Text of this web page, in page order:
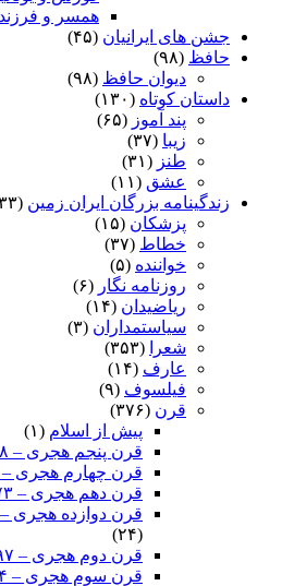
همسر و
جشن های ایرانیان (۴۵)
حافظ (۹۸)
دیوان حافظ (۹۸)
داستان کوتاه (۱۳۰)
پند آموز (۶۵)
زیبا (۳۷)
طنز (۳۱)
عشق (۱۱)
زندگینامه بزرگان ایران زمین (۴۳۳)
پزشکان (۱۵)
خطاط (۳۷)
خواننده (۵)
روزنامه نگار (۶)
ریاضیدان (۱۴)
سیاستمداران (۳)
شعرا
(۳۵۳)
عارف (۱۴)
فیلسوف (۹)
قرن (۳۷۶)
پیش از اسلام (۱)
قرن پنجم هجری – ۳۸۸ الی ۴۸۵ شمسی
قرن چهارم هجری – ۲۹۱ الی ۳۸۸ شمسی
قرن دهم هجری – ۸۷۳ الی ۹۷۰ شمسی
قرن دوازده هجری – ۱۰۶۷ الی ۱۱۶۴ شمسی
(۲۴)
قرن دوم هجری – ۹۷ الی ۱۹۴ شمسی
قرن سوم هجری – ۱۹۴ الی ۲۹۱ شمسی